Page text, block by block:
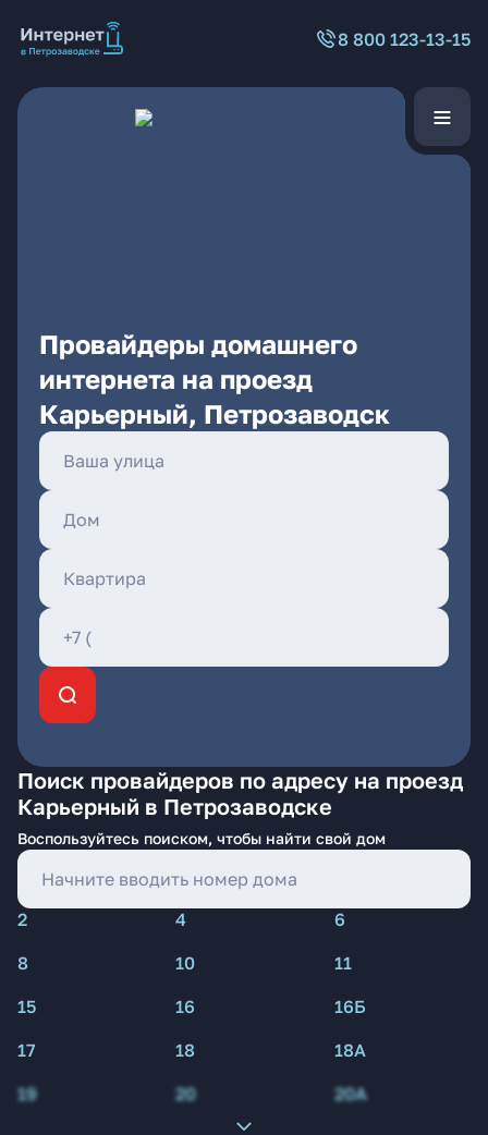
8 800 123-13-15
Провайдеры домашнего
интернета на проезд
Карьерный, Петрозаводск
Поиск провайдеров по адресу на проезд
Карьерный в Петрозаводске
Воспользуйтесь поиском, чтобы найти свой дом
2 4
6
8
10
11
15
16
16Б
17
18
18А
19
20 20А